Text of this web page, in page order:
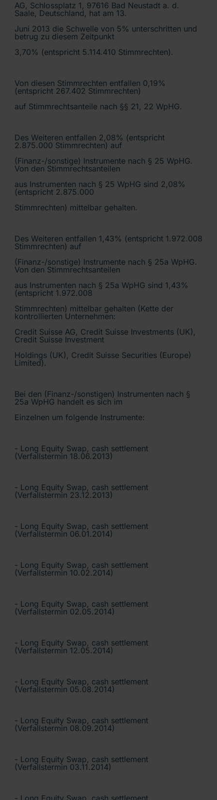
AG, Schlossplatz 1, 97616 Bad Neustadt a. d.
Saale, Deutschland, hat am 13.
Juni 2013 die Schwelle von 5% unterschritten und
betrug zu diesem Zeitpunkt
3,70% (entspricht 5.114.410 Stimmrechten).
Von diesen Stimmrechten entfallen 0,19%
(entspricht 267.402 Stimmrechten)
auf Stimmrechtsanteile nach §§ 21, 22 WpHG.
Des Weiteren entfallen 2,08% (entspricht
2.875.000 Stimmrechten) auf
(Finanz-/sonstige) Instrumente nach § 25 WpHG.
Von den Stimmrechtsanteilen
aus Instrumenten nach § 25 WpHG sind 2,08%
(entspricht 2.875.000
Stimmrechten) mittelbar gehalten.
Des Weiteren entfallen 1,43% (entspricht 1.972.008
Stimmrechten) auf
(Finanz-/sonstige) Instrumente nach § 25a WpHG.
Von den Stimmrechtsanteilen
aus Instrumenten nach § 25a WpHG sind 1,43%
(entspricht 1.972.008
Stimmrechten) mittelbar gehalten (Kette der
kontrollierten Unternehmen:
Credit Suisse AG, Credit Suisse Investments (UK),
Credit Suisse Investment
Holdings (UK), Credit Suisse Securities (Europe)
Limited).
Bei den (Finanz-/sonstigen) Instrumenten nach §
25a WpHG handelt es sich im
Einzelnen um folgende Instrumente:
- Long Equity Swap, cash settlement
(Verfallstermin 18.06.2013)
- Long Equity Swap, cash settlement
(Verfallstermin 23.12.2013)
- Long Equity Swap, cash settlement
(Verfallstermin 06.01.2014)
- Long Equity Swap, cash settlement
(Verfallstermin 10.02.2014)
- Long Equity Swap, cash settlement
(Verfallstermin 02.05.2014)
- Long Equity Swap, cash settlement
(Verfallstermin 12.05.2014)
- Long Equity Swap, cash settlement
(Verfallstermin 05.08.2014)
- Long Equity Swap, cash settlement
(Verfallstermin 08.09.2014)
- Long Equity Swap, cash settlement
(Verfallstermin 03.11.2014)